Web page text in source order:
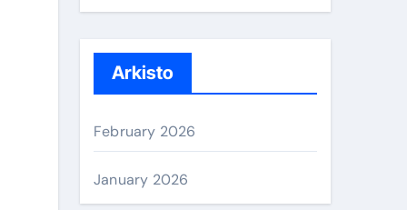
Arkisto
February 2026
January 2026